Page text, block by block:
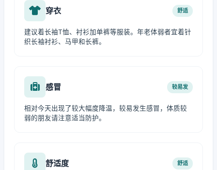
穿衣 舒适
建议着长袖T恤、衬衫加单裤等服装。年老体弱者宜着针
织长袖衬衫、马甲和长裤。
感冒 较易发
相对今天出现了较大幅度降温，较易发生感冒，体质较
弱的朋友请注意适当防护。
舒适度 舒适